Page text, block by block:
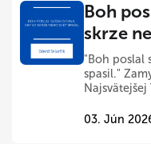
Boh
skrze
"Boh poslal
spasil."
Najsvätejšej
03. Jún